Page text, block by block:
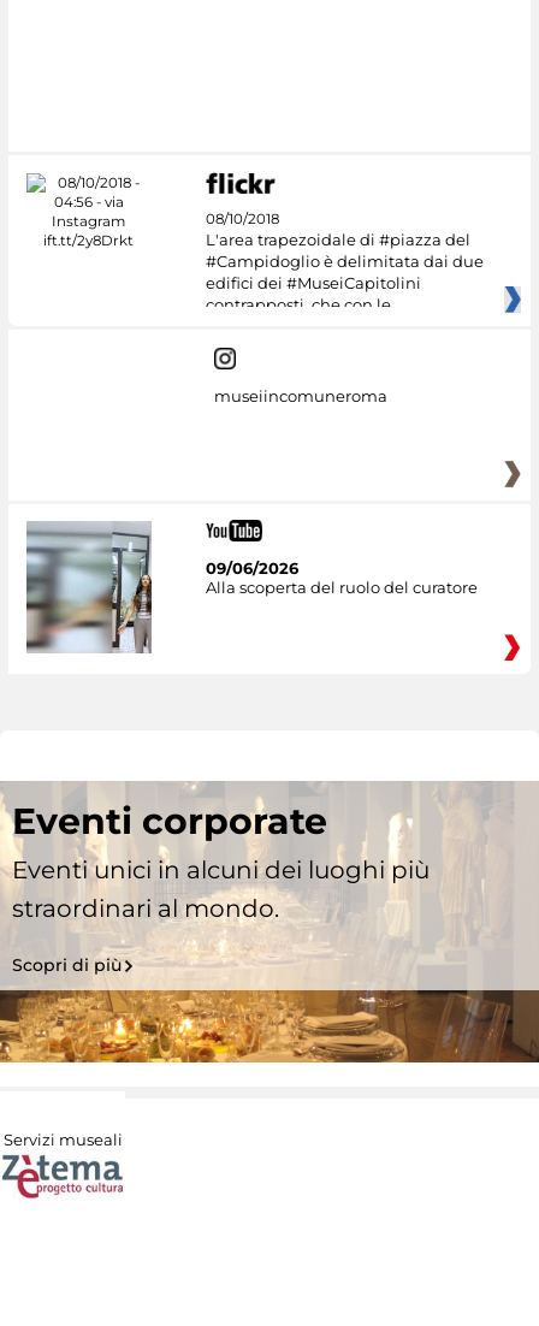
08/10/2018
L'area trapezoidale di #piazza del
#Campidoglio è delimitata dai due
edifici dei #MuseiCapitolini
contrapposti, che con le
museiincomuneroma
09/06/2026
Alla scoperta del ruolo del curatore
Eventi corporate
Eventi unici in alcuni dei luoghi più
straordinari al mondo.
Scopri di più
Servizi museali